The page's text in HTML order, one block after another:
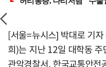
[서울=뉴시스] 박대로 기
희)는 지난 12일 대학동
관악경찰서, 한국교통안